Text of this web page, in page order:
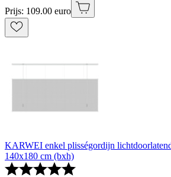
Prijs: 109.00 euro
KARWEI enkel plisségordijn
140x180 cm (bxh)